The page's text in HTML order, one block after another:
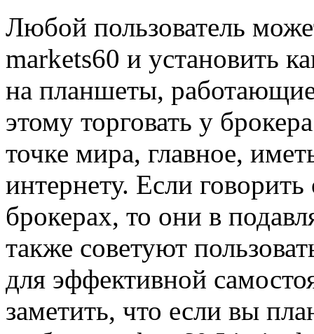
Любой пользователь
markets60 и установить
на планшеты,
этому торговать у
точке мира, главное,
интернету. Если
брокерах, то они в
также советуют
для эффективной
заметить, что если вы